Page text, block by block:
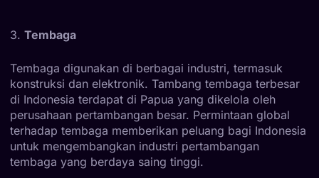
3. Tembaga
Tembaga digunakan di berbagai industri, termasuk
konstruksi dan elektronik. Tambang tembaga terbesar
di Indonesia terdapat di Papua yang dikelola oleh
perusahaan pertambangan besar. Permintaan global
terhadap tembaga memberikan peluang bagi Indonesia
untuk mengembangkan industri pertambangan
tembaga yang berdaya saing tinggi.